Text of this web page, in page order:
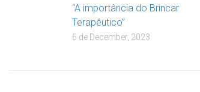
“A importância do Brincar
Terapêutico”
6 de December, 2023